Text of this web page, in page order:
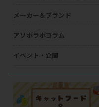
メーカー＆ブランド
アソボラボコラム
イベント・企画